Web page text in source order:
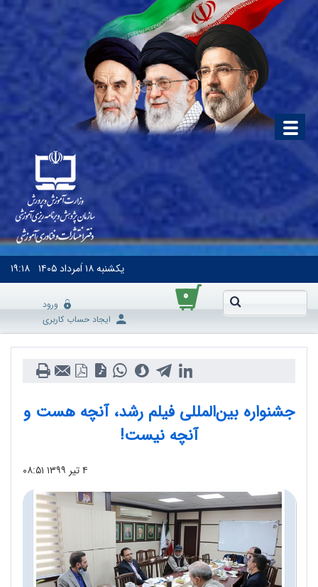
یکشنبه۱۸ اَمرداد ۱۴۰۵ ۱۹:۱۸
۰
ورود
ایجاد حساب کاربری
جشنواره بین‌المللی فیلم رشد، آنچه هست و
آنچه نیست!
۴ تیر ۱۳۹۹ ۰۸:۵۱